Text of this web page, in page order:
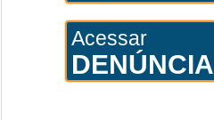
Acessar
DENÚNCIA